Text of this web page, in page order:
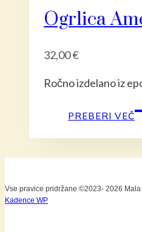
Ogrlica
32,00€
Ročno izdelano iz
PREBERI VEČ
Vse pravice pridržane ©2023- 2026
Kadence WP